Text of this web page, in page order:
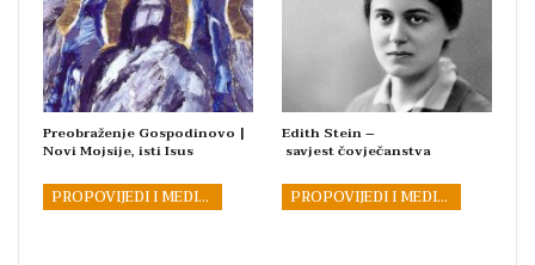
Preobraženje Gospodinovo |
Novi Mojsije, isti Isus
Edith Stein –
savjest čovječanstva
PROPOVIJEDI I MEDITACIJE PROPOVIJEDI I MEDITACIJE